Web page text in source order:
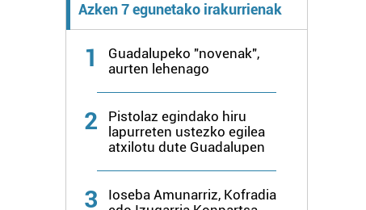
Azken 7 egunetako irakurrienak
1
Guadalupeko "novenak",
aurten lehenago
2
Pistolaz egindako hiru
lapurreten ustezko egilea
atxilotu dute Guadalupen
3
Ioseba Amunarriz, Kofradia